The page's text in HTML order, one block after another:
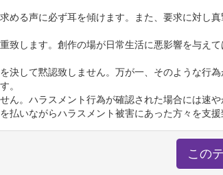
る声に必ず耳を傾けます。また、要求に対し
します。創作の場が日常生活に悪影響を与えて
して黙認致しません。万が一、そのような行
。
。ハラスメント行為が確認された場合には速や
払いながらハラスメント被害にあった方々を支援
この